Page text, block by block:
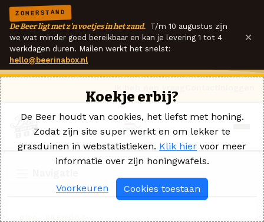
ZOMERSTAND
De Beer ligt met z'n voetjes in het zand. T/m 10 augustus zijn
we wat minder goed bereikbaar en kan je levering 1 tot 4
werkdagen duren. Mailen werkt het snelst:
hello@beerinabox.nl
×
Koekje erbij?
De Beer houdt van cookies, het liefst met honing.
Zodat zijn site super werkt en om lekker te
grasduinen in webstatistieken. Klik hier voor meer
informatie over zijn honingwafels.
Voorkeuren Cookies toestaan